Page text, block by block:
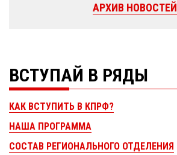
АРХИВ НОВОСТЕЙ
ВСТУПАЙ В РЯДЫ
КАК ВСТУПИТЬ В КПРФ?
НАША ПРОГРАММА
СОСТАВ РЕГИОНАЛЬНОГО ОТДЕЛЕНИЯ